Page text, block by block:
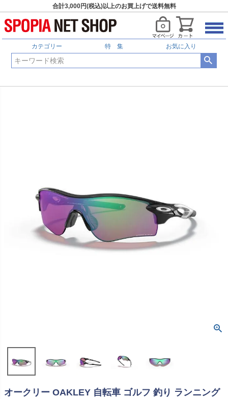
合計3,000円(税込)以上のお買上げで送料無料
カテゴリー 特 集 お気に入り
オークリー OAKLEY 自転車 ゴルフ 釣り ランニング